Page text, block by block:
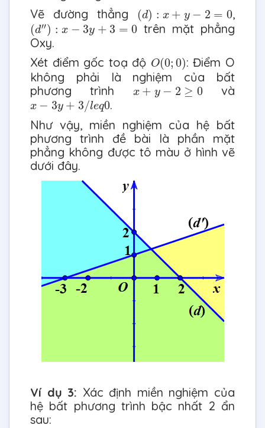
Vẽ đường thẳng
(d) : x + y − 2 = 0
(d) x +y − 2= ,
(d′′) : x − 3y + 3 = 0
( d″) x − y +3
trên mặt phẳng
Oxy.
Xét điểm gốc toạ độ O(0; 0)
O(0; 0) : Điểm O
không phải là nghiệm của bất
phương trình
x + y − 2 ≥ 0
x+y−2 ≥0 và
x − 3y + 3/leq0
x− 3y+ 3/ eq0
.
Như vậy, miền nghiệm của hệ bất
phương trình đề bài là phần mặt
phẳng không được tô màu ở hình vẽ
dưới đây.
Ví dụ 3: Xác định miền nghiệm của
hệ bất phương trình bậc nhất 2 ẩn
sau: